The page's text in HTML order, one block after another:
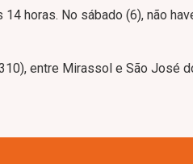
horas. No sábado (6), não
entre Mirassol e São José